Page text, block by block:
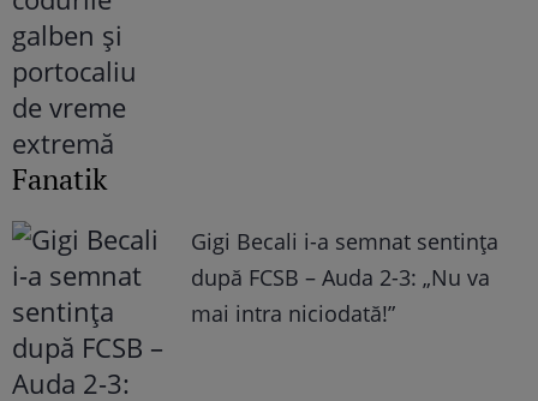
Fanatik
Gigi Becali i-a semnat sentința
după FCSB – Auda 2-3: „Nu va
mai intra niciodată!”